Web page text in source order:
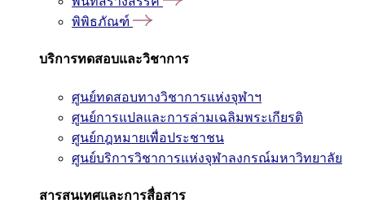
พิพิธภัณฑ์
บริการทดสอบและวิชาการ
ศูนย์ทดสอบทางวิชาการแห่งจุฬาฯ
ศูนย์การแปลและการล่ามเฉลิมพระเกียรติ
ศูนย์กฎหมายเพื่อประชาชน
ศูนย์บริการวิชาการแห่งจุฬาลงกรณ์มหาวิทยาลัย
สารสนเทศและการสื่อสาร